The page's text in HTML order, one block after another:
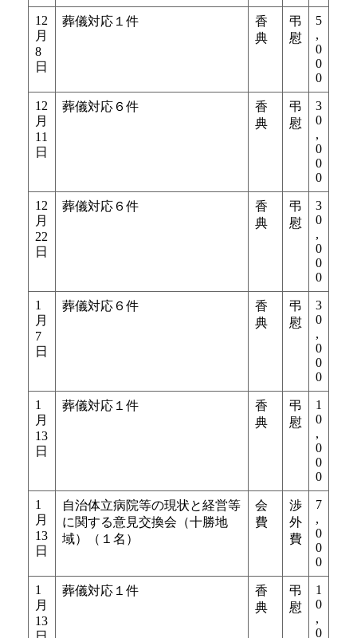
12
月
8
日
葬儀対応１件
香
典
弔
慰
5
,
0
0
0
12
月
11
日
葬儀対応６件
香
典
弔
慰
3
0
,
0
0
0
12
月
22
日
葬儀対応６件
香
典
弔
慰
3
0
,
0
0
0
1
月
7
日
葬儀対応６件
香
典
弔
慰
3
0
,
0
0
0
1
月
13
日
葬儀対応１件
香
典
弔
慰
1
0
,
0
0
0
1
月
13
日
自治体立病院等の現状と経営等
に関する意見交換会（十勝地
域）（１名）
会
費
渉
外
費
7
,
0
0
0
1
月
13
葬儀対応１件
香
典
弔
慰
1
0
,
0